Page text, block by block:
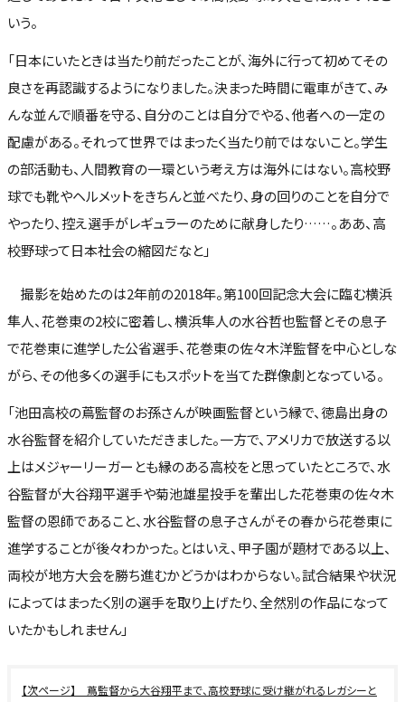
いう。
「日本にいたときは当たり前だったことが、海外に行って初めてその
良さを再認識するようになりました。決まった時間に電車がきて、み
んな並んで順番を守る、自分のことは自分でやる、他者への一定の
配慮がある。それって世界ではまったく当たり前ではないこと。学生
の部活動も、人間教育の一環という考え方は海外にはない。高校野
球でも靴やヘルメットをきちんと並べたり、身の回りのことを自分で
やったり、控え選手がレギュラーのために献身したり……。ああ、高
校野球って日本社会の縮図だなと」
撮影を始めたのは2年前の2018年。第100回記念大会に臨む横浜
隼人、花巻東の2校に密着し、横浜隼人の水谷哲也監督とその息子
で花巻東に進学した公省選手、花巻東の佐々木洋監督を中心としな
がら、その他多くの選手にもスポットを当てた群像劇となっている。
「池田高校の蔦監督のお孫さんが映画監督という縁で、徳島出身の
水谷監督を紹介していただきました。一方で、アメリカで放送する以
上はメジャーリーガーとも縁のある高校をと思っていたところで、水
谷監督が大谷翔平選手や菊池雄星投手を輩出した花巻東の佐々木
監督の恩師であること、水谷監督の息子さんがその春から花巻東に
進学することが後々わかった。とはいえ、甲子園が題材である以上、
両校が地方大会を勝ち進むかどうかはわからない。試合結果や状況
によってはまったく別の選手を取り上げたり、全然別の作品になって
いたかもしれません」
蔦監督から大谷翔平まで、高校野球に受け継がれるレガシーと